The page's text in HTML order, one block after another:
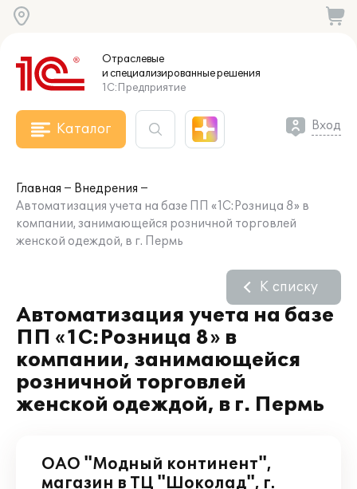
Отраслевые
и специализированныерешения
1С:Предприятие
Каталог Вход
Главная
Внедрения
Автоматизация учета на базе ПП «1С:Розница 8» в
компании, занимающейся розничной торговлей
женской одеждой, в г. Пермь
Автоматизация учета на базе
ПП «1С:Розница 8» в
компании, занимающейся
розничной торговлей
женской одеждой, в г. Пермь
К списку
ОАО "Модный континент",
магазин в ТЦ "Шоколад", г.